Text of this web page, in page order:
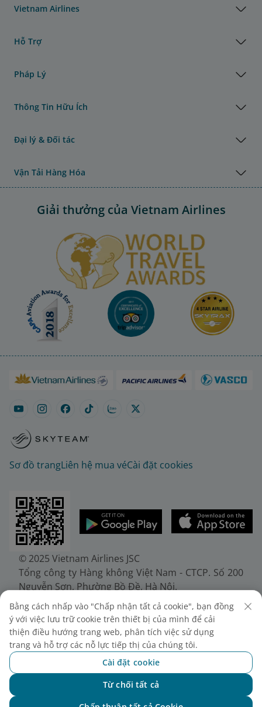
Vietnam Airlines
Hỗ Trợ
Pháp Lý
Thông Tin Hữu Ích
Đại lý & Đối tác
Vận Tải Hàng Hóa
Giải thưởng của Vietnam Airlines
Sơ đồ trangLiên hệ mua véCài đặt cookies
© 2025 Vietnam Airlines JSC
Tổng công ty Hàng không Việt Nam - CTCP. Số 200
Nguyễn Sơn, Phường Bồ Đề, Hà Nội.
Điện thoại: (+84-24) 38272289. Fax: (+84-24)
38722375
Giấy chứng nhận đăng ký doanh nghiệp, mã số
doanh nghiệp 0100107518, đăng ký lần đầu ngày
30/6/2010, đăng ký thay đổi lần thứ 10 ngày
24/7/2025, cấp bởi Sở Tài chính Thành phố Hà Nội.
Bằng cách nhấp vào "Chấp nhận tất cả cookie", bạn đồng
ý với việc lưu trữ cookie trên thiết bị của mình để cải
thiện điều hướng trang web, phân tích việc sử dụng
trang và hỗ trợ các nỗ lực tiếp thị của chúng tôi.
Cài đặt cookie
Từ chối tất cả